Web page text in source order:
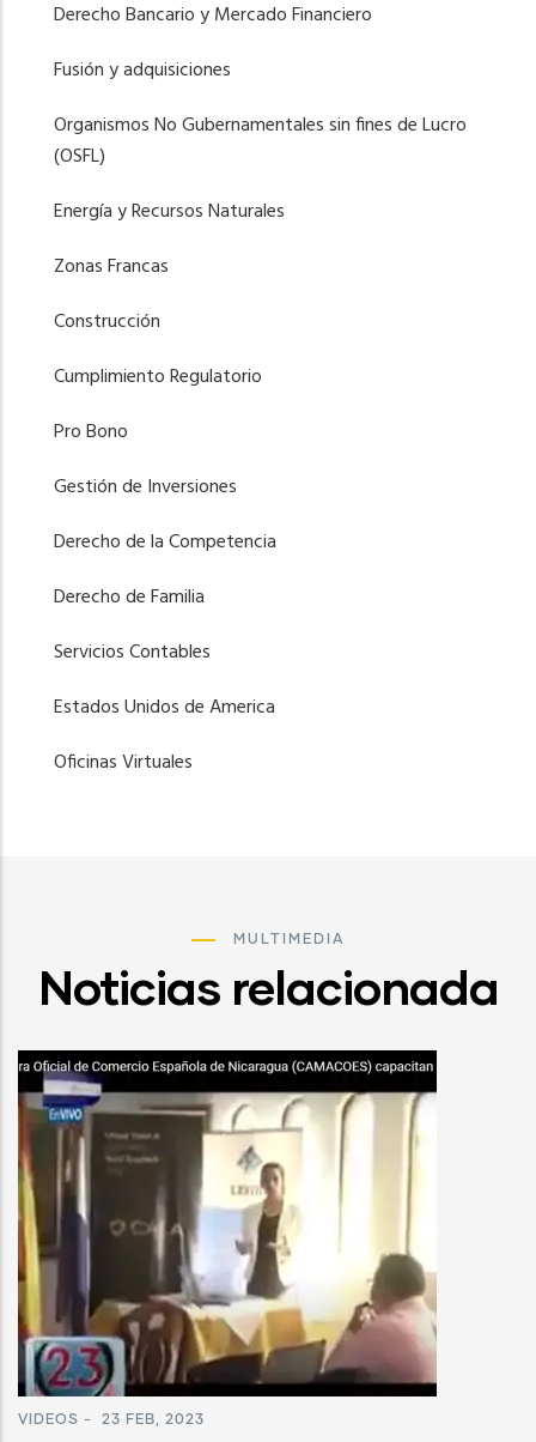
Derecho Bancario y Mercado Financiero
Fusión y adquisiciones
Organismos No Gubernamentales sin fines de Lucro
(OSFL)
Energía y Recursos Naturales
Zonas Francas
Construcción
Cumplimiento Regulatorio
Pro Bono
Gestión de Inversiones
Derecho de la Competencia
Derecho de Familia
Servicios Contables
Estados Unidos de America
Oficinas Virtuales
MULTIMEDIA
Noticias relacionada
VIDEOS - 23 FEB, 2023